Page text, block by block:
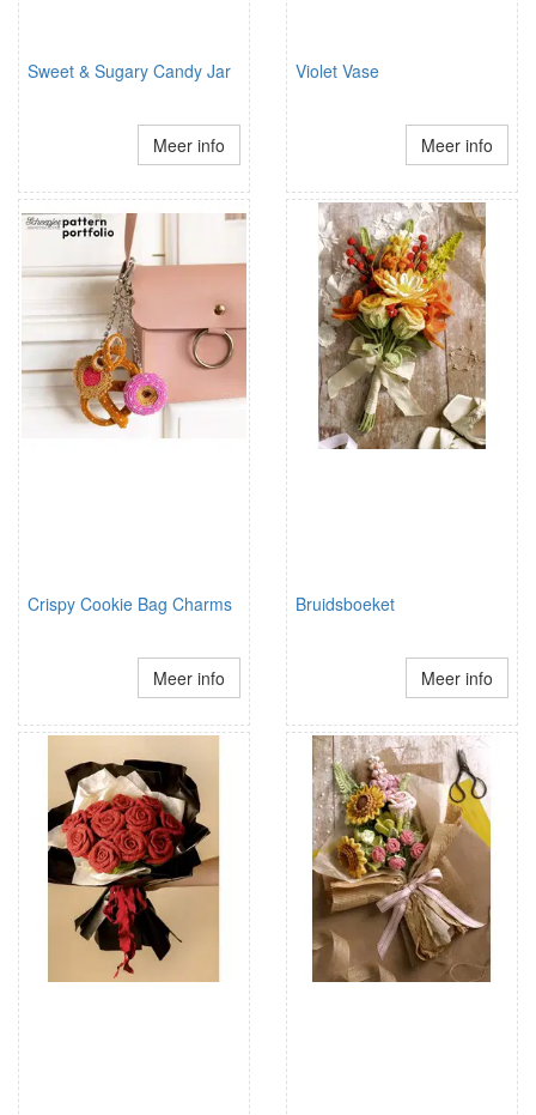
Sweet & Sugary Candy Jar
Meer info
Violet Vase
Meer info
Crispy Cookie Bag Charms
Meer info
Bruidsboeket
Meer info